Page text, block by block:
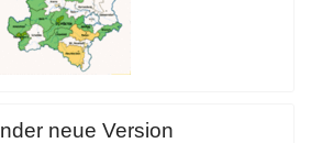
neue Version